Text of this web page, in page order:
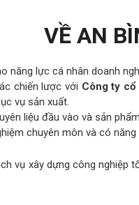
VỀ AN
năng lực cá nhân doanh
chiến lược với Công ty cổ
vụ sản xuất.
liệu đầu vào và sản
chuyên môn và có
vụ xây dựng công